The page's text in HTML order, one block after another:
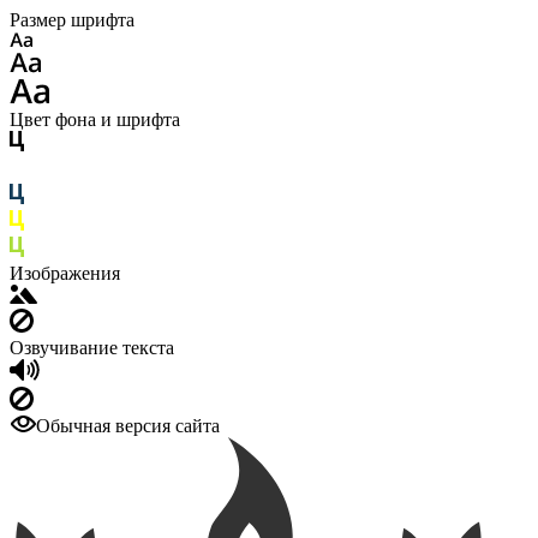
Размер шрифта
Цвет фона и шрифта
Изображения
Озвучивание текста
Обычная версия сайта